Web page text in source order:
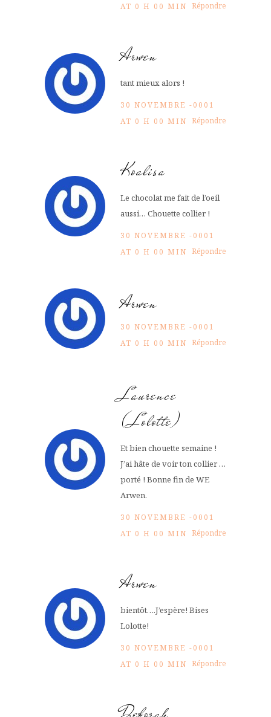
AT 0 H 00 MIN Répondre
Arwen
tant mieux alors !
30 NOVEMBRE -0001
AT 0 H 00 MIN Répondre
Koalisa
Le chocolat me fait de l’oeil
aussi… Chouette collier !
30 NOVEMBRE -0001
AT 0 H 00 MIN Répondre
Arwen
30 NOVEMBRE -0001
AT 0 H 00 MIN Répondre
Laurence
(Lolotte)
Et bien chouette semaine !
J’ai hâte de voir ton collier …
porté ! Bonne fin de WE
Arwen.
30 NOVEMBRE -0001
AT 0 H 00 MIN Répondre
Arwen
bientôt….J’espère! Bises
Lolotte!
30 NOVEMBRE -0001
AT 0 H 00 MIN Répondre